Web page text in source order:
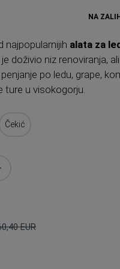
NA
najpopularnijih alata za
doživio niz renoviranja, ali
po ledu, grape,
ture u visokogorju.
Čekić
EUR